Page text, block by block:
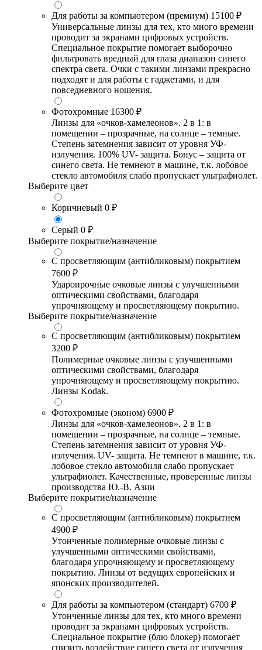
Для работы за компьютером (премиум) 15100 ₽
Универсальные линзы для тех, кто много времени
проводит за экранами цифровых устройств.
Специальное покрытие помогает выборочно
фильтровать вредный для глаза диапазон синего
спектра света. Очки с такими линзами прекрасно
подходят и для работы с гаджетами, и для
повседневного ношения.
Фотохромные 16300 ₽
Линзы для «очков-хамелеонов». 2 в 1: в
помещении – прозрачные, на солнце – темные.
Степень затемнения зависит от уровня УФ-
излучения. 100% UV- защита. Бонус – защита от
синего света. Не темнеют в машине, т.к. лобовое
стекло автомобиля слабо пропускает ультрафиолет.
Выберите цвет
Коричневый 0 ₽
Серый 0 ₽
Выберите покрытие/назначение
С просветляющим (антибликовым) покрытием
7600 ₽
Ударопрочные очковые линзы с улучшенными
оптическими свойствами, благодаря
упрочняющему и просветляющему покрытию.
Выберите покрытие/назначение
С просветляющим (антибликовым) покрытием
3200 ₽
Полимерные очковые линзы с улучшенными
оптическими свойствами, благодаря
упрочняющему и просветляющему покрытию.
Линзы Kodak.
Фотохромные (эконом) 6900 ₽
Линзы для «очков-хамелеонов». 2 в 1: в
помещении – прозрачные, на солнце – темные.
Степень затемнения зависит от уровня УФ-
излучения. UV- защита. Не темнеют в машине, т.к.
лобовое стекло автомобиля слабо пропускает
ультрафиолет. Качественные, проверенные линзы
производства Ю.-В. Азии
Выберите покрытие/назначение
С просветляющим (антибликовым) покрытием
4900 ₽
Утонченные полимерные очковые линзы с
улучшенными оптическими свойствами,
благодаря упрочняющему и просветляющему
покрытию. Линзы от ведущих европейских и
японских производителей.
Для работы за компьютером (стандарт) 6700 ₽
Утонченные линзы для тех, кто много времени
проводит за экранами цифровых устройств.
Специальное покрытие (блю блокер) помогает
снизить воздействие синего света от излучения